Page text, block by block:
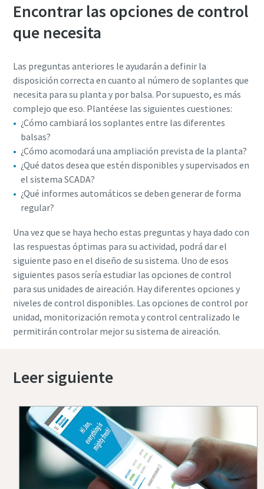
Encontrar las opciones de control
que necesita
Las preguntas anteriores le ayudarán a definir la
disposición correcta en cuanto al número de soplantes que
necesita para su planta y por balsa. Por supuesto, es más
complejo que eso. Plantéese las siguientes cuestiones:
¿Cómo cambiará los soplantes entre las diferentes
balsas?
¿Cómo acomodará una ampliación prevista de la planta?
¿Qué datos desea que estén disponibles y supervisados en
el sistema SCADA?
¿Qué informes automáticos se deben generar de forma
regular?
Una vez que se haya hecho estas preguntas y haya dado con
las respuestas óptimas para su actividad, podrá dar el
siguiente paso en el diseño de su sistema. Uno de esos
siguientes pasos sería estudiar las opciones de control
para sus unidades de aireación. Hay diferentes opciones y
niveles de control disponibles. Las opciones de control por
unidad, monitorización remota y control centralizado le
permitirán controlar mejor su sistema de aireación.
Leer siguiente